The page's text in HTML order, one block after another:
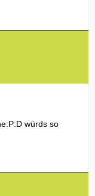
würds so